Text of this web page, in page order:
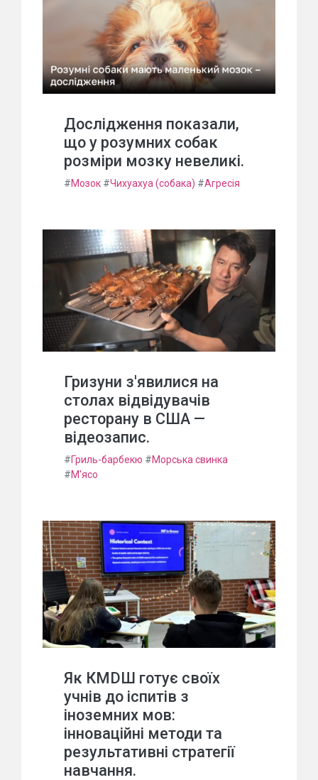
Дослідження показали,
що у розумних собак
розміри мозку невеликі.
#Мозок #Чихуахуа (собака) #Агресія
Гризуни з'явилися на
столах відвідувачів
ресторану в США —
відеозапис.
#Гриль-барбекю #Морська свинка
#М'ясо
Як КМDШ готує своїх
учнів до іспитів з
іноземних мов:
інноваційні методи та
результативні стратегії
навчання.